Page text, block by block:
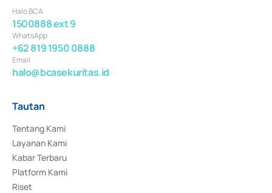
Halo BCA
1500888 ext 9
WhatsApp
+62 819 1950 0888
Email
halo@bcasekuritas.id
Tautan
Tentang Kami
Layanan Kami
Kabar Terbaru
Platform Kami
Riset